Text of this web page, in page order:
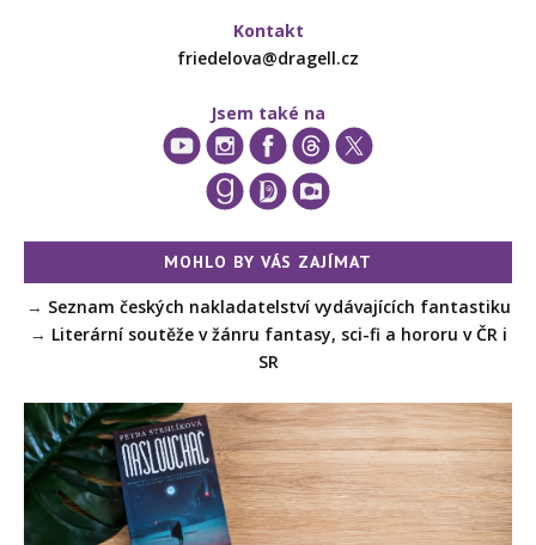
Kontakt
friedelova@dragell.cz
Jsem také na
MOHLO BY VÁS ZAJÍMAT
→ Seznam českých nakladatelství vydávajících fantastiku
→ Literární soutěže v žánru fantasy, sci-fi a hororu v ČR i
SR